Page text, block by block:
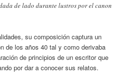
de lado durante lustros por el canon
su composición captura un
de los años 40 tal y como derivaba
de principios de un escritor que
por dar a conocer sus relatos.